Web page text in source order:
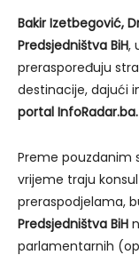
Bakir Izetbegović,
Predsjedništva BiH,
preraspoređuju
destinacije, dajući
portal InfoRadar.ba.
Preme pouzdanim
vrijeme traju
preraspodjelama,
Predsjedništva BiH
parlamentarnih